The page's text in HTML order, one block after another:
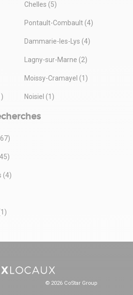
Chelles (5)
Pontault-Combault (4)
Dammarie-les-Lys (4)
Lagny-sur-Marne (2)
Moissy-Cramayel (1)
Noisiel (1)
(4)
© 2026 CoStar Group